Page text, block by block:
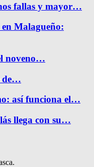
fallas y mayor…
en Malagueño:
noveno…
de…
así funciona el…
llega con su…